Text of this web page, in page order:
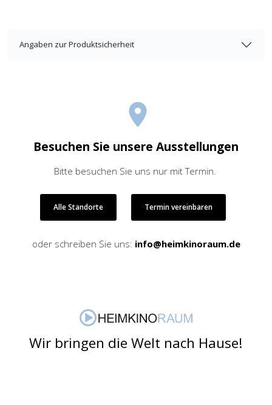
Angaben zur Produktsicherheit
Besuchen Sie unsere Ausstellungen
Bitte besuchen Sie uns nur mit Termin.
Alle Standorte Termin vereinbaren
oder schreiben Sie uns: info@heimkinoraum.de
Wir bringen die Welt nach Hause!